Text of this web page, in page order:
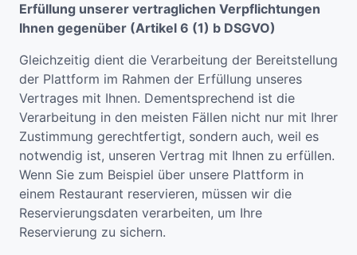
Erfüllung unserer vertraglichen Verpflichtungen
Ihnen gegenüber (Artikel 6 (1) b DSGVO)
Gleichzeitig dient die Verarbeitung der Bereitstellung
der Plattform im Rahmen der Erfüllung unseres
Vertrages mit Ihnen. Dementsprechend ist die
Verarbeitung in den meisten Fällen nicht nur mit Ihrer
Zustimmung gerechtfertigt, sondern auch, weil es
notwendig ist, unseren Vertrag mit Ihnen zu erfüllen.
Wenn Sie zum Beispiel über unsere Plattform in
einem Restaurant reservieren, müssen wir die
Reservierungsdaten verarbeiten, um Ihre
Reservierung zu sichern.